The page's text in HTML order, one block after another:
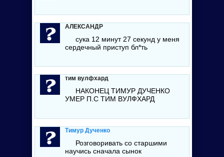
АЛЕКСАНДР
сука 12 минут 27 секунд у меня
сердечный приступ бл*ть
тим вулфхард
НАКОНЕЦ ТИМУР ДУЧЕНКО
УМЕР П.С ТИМ ВУЛФХАРД
Тимур Дученко
Розговоривать со старшими
научись сначала сынок